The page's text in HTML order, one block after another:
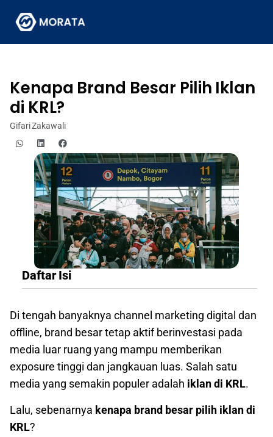
Kenapa Brand Besar Pilih Iklan
di KRL?
Gifari Zakawali
Daftar Isi
Di tengah banyaknya channel marketing digital dan
offline, brand besar tetap aktif berinvestasi pada
media luar ruang yang mampu memberikan
exposure tinggi dan jangkauan luas. Salah satu
media yang semakin populer adalah iklan di KRL.
Lalu, sebenarnya kenapa brand besar pilih iklan di
KRL?